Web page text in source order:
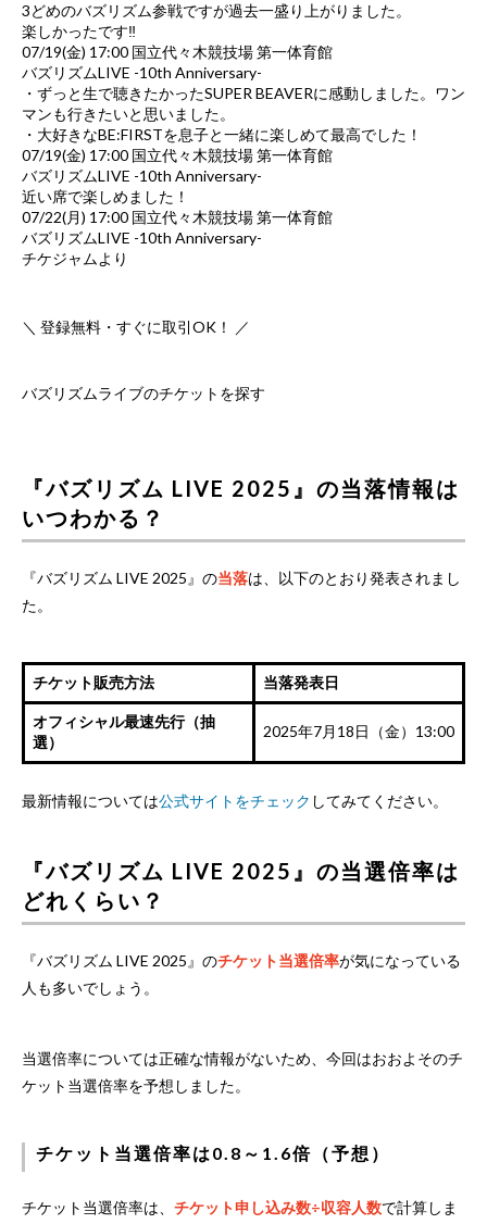
3どめのバズリズム参戦ですが過去一盛り上がりました。
楽しかったです‼️
07/19(金) 17:00 国立代々木競技場 第一体育館
バズリズムLIVE -10th Anniversary-
・ずっと生で聴きたかったSUPER BEAVERに感動しました。ワン
マンも行きたいと思いました。
・大好きなBE:FIRSTを息子と一緒に楽しめて最高でした！
07/19(金) 17:00 国立代々木競技場 第一体育館
バズリズムLIVE -10th Anniversary-
近い席で楽しめました！
07/22(月) 17:00 国立代々木競技場 第一体育館
バズリズムLIVE -10th Anniversary-
チケジャムより
＼ 登録無料・すぐに取引OK！ ／
バズリズムライブのチケットを探す
『バズリズム LIVE 2025』の当落情報は
いつわかる？
『バズリズム LIVE 2025』の当落は、以下のとおり発表されまし
た。
チケット販売方法 当落発表日
オフィシャル最速先行（抽
選）
2025年7月18日（金）13:00
最新情報については公式サイトをチェック してみてください。
『バズリズム LIVE 2025』の当選倍率は
どれくらい？
『バズリズム LIVE 2025』のチケット当選倍率が気になっている
人も多いでしょう。
当選倍率については正確な情報がないため、今回はおおよそのチ
ケット当選倍率を予想しました。
チケット当選倍率は0.8～1.6倍（予想）
チケット当選倍率は、 チケット申し込み数÷収容人数で計算しま